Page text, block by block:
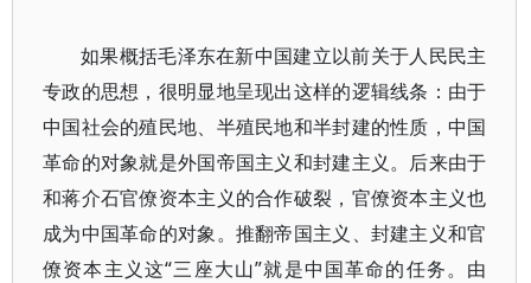
如果概括毛泽东在新中国建立以前关于人民民主
专政的思想，很明显地呈现出这样的逻辑线条：由于
中国社会的殖民地、半殖民地和半封建的性质，中国
革命的对象就是外国帝国主义和封建主义。后来由于
和蒋介石官僚资本主义的合作破裂，官僚资本主义也
成为中国革命的对象。推翻帝国主义、封建主义和官
僚资本主义这“三座大山”就是中国革命的任务。由